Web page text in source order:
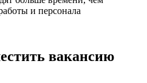
и персонала
вакансию